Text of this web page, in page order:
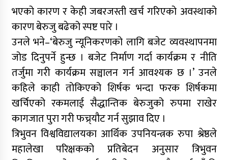
भएको कारण र केही जबरजस्ती खर्च गरिएको अवस्थाको
कारण बेरुजु बढेको स्पष्ट पारे ।
उनले भने–‘बेरुजु न्यूनिकरणको लागि बजेट व्यवस्थापनमा
जोड दिनुपर्ने हुन्छ । बजेट निर्माण गर्दा कार्यक्रम र नीति
तर्जुमा गरी कार्यक्रम सञ्चालन गर्न आवश्यक छ ।’ उनले
कहिले काही तोकिएको शिर्षक भन्दा फरक शिर्षकमा
खर्चिएको रकमलाई सैद्धान्तिक बेरुजुको रुपमा राखेर
कागजात पुरा गरी फच्र्यौट गर्न सुझाव दिए ।
त्रिभुवन विश्वविद्यालयका आर्थिक उपनियन्त्रक रुपा श्रेष्ठले
महालेखा परिक्षकको प्रतिबेदन अनुसार त्रिभुवन